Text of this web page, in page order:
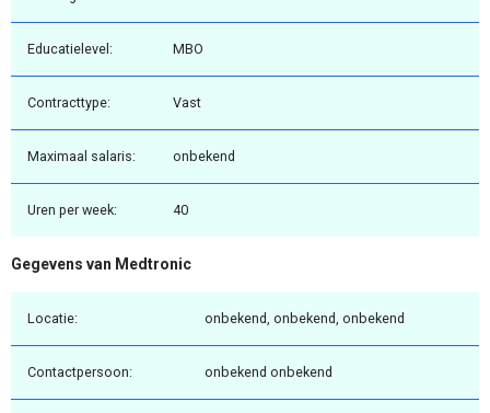
Educatielevel: MBO
Contracttype: Vast
Maximaal salaris: onbekend
Uren per week: 40
Gegevens van Medtronic
Locatie: onbekend, onbekend, onbekend
Contactpersoon: onbekend onbekend